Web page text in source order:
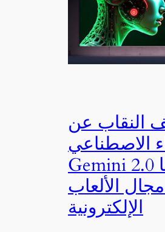
النقاب عن
الاصطناعي
Gemini 2.0 وتفتح آفاقًا
الألعاب
الإلكترونية